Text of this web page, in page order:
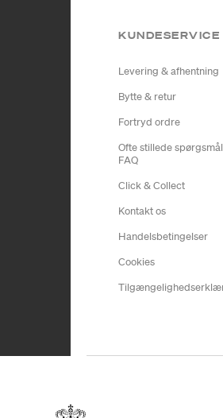
KUNDESERVICE
Levering & afhentning
Bytte & retur
Fortryd ordre
Ofte stillede
FAQ
Click & Collect
Kontakt os
Handelsbetingelser
Cookies